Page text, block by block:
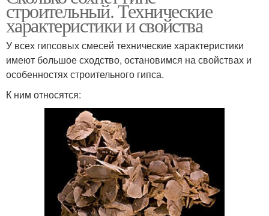
строительный. Технические
характеристики и свойства
У всех гипсовых смесей технические характеристики
имеют большое сходство, остановимся на свойствах и
особенностях строительного гипса.
К ним относятся: